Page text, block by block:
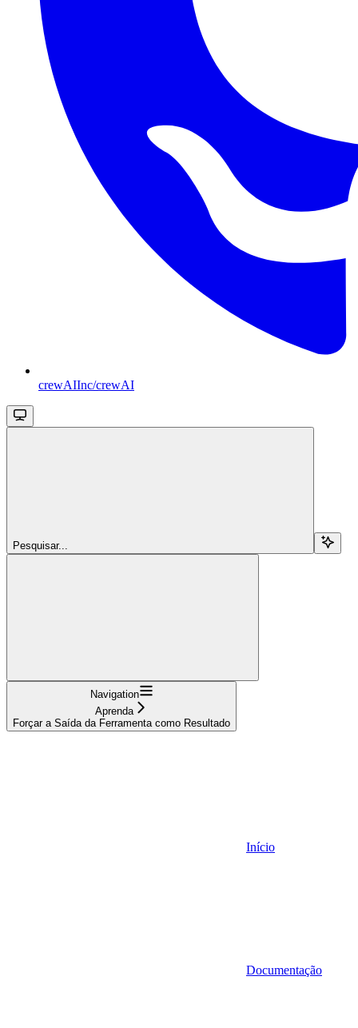
crewAIInc/crewAI
Pesquisar...
Navigation
Aprenda
Forçar a Saída da Ferramenta como Resultado
Início
Documentação